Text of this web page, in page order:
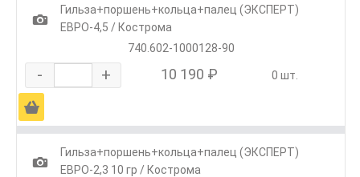
1
Гильза+поршень+кольца+палец (ЭКСПЕРТ)
ЕВРО-4,5 / Кострома
740.602-1000128-90
- + 10 190 ₽ 0 шт.
Ä
1
Гильза+поршень+кольца+палец (ЭКСПЕРТ)
ЕВРО-2,3 10 гр / Кострома